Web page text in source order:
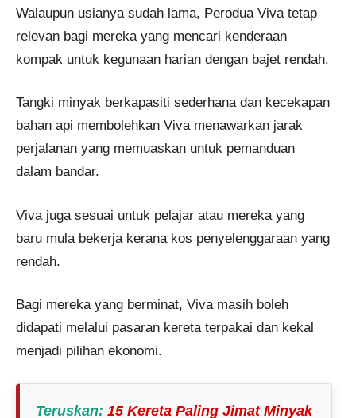
Walaupun usianya sudah lama, Perodua Viva tetap
relevan bagi mereka yang mencari kenderaan
kompak untuk kegunaan harian dengan bajet rendah.
Tangki minyak berkapasiti sederhana dan kecekapan
bahan api membolehkan Viva menawarkan jarak
perjalanan yang memuaskan untuk pemanduan
dalam bandar.
Viva juga sesuai untuk pelajar atau mereka yang
baru mula bekerja kerana kos penyelenggaraan yang
rendah.
Bagi mereka yang berminat, Viva masih boleh
didapati melalui pasaran kereta terpakai dan kekal
menjadi pilihan ekonomi.
Teruskan: 15 Kereta Paling Jimat Minyak